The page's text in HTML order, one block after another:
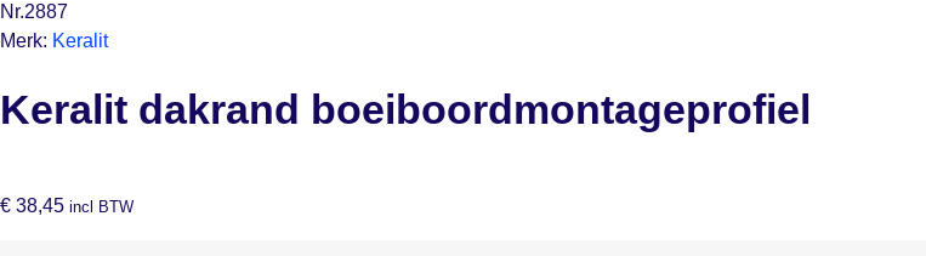
Nr.2887
Merk: Keralit
Keralit dakrand boeiboordmontageprofiel
€ 38,45 incl BTW